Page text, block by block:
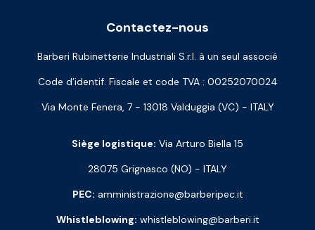
Contactez-nous
Barberi Rubinetterie Industriali S.r.l. à un seul associé
Code d’identif. Fiscale et code TVA : 00252070024
Via Monte Fenera, 7 - 13018 Valduggia (VC) - ITALY
Siège logistique: Via Arturo Biella 15
28075 Grignasco (NO) - ITALY
PEC: amministrazione@barberipec.it
Whistleblowing: whistleblowing@barberi.it